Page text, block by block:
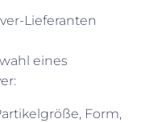
Lieferanten
eines
Form,